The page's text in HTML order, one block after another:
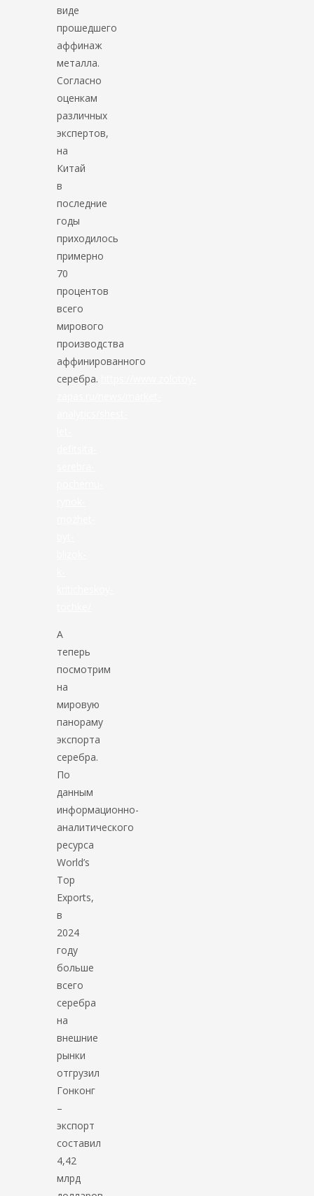
виде
прошедшего
аффинаж
металла.
Согласно
оценкам
различных
экспертов,
на
Китай
в
последние
годы
приходилось
примерно
70
процентов
всего
мирового
производства
аффинированного
серебра.
А
теперь
посмотрим
на
мировую
панораму
экспорта
серебра.
По
данным
информационно-
аналитического
ресурса
World’s
Top
Exports,
в
2024
году
больше
всего
серебра
на
внешние
рынки
отгрузил
Гонконг
–
экспорт
составил
4,42
млрд